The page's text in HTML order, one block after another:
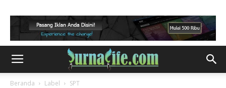
Beranda Label SPT